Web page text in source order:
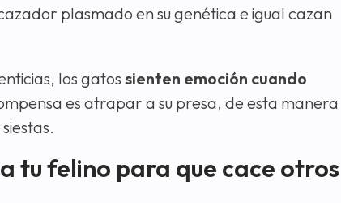
plasmado en su genética e igual cazan
los gatos sienten emoción cuando
es atrapar a su presa, de esta manera
tu felino para que cace otros